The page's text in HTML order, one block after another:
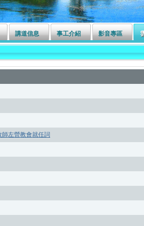
講道信息 事工介紹 影音專區
左營教會就任詞